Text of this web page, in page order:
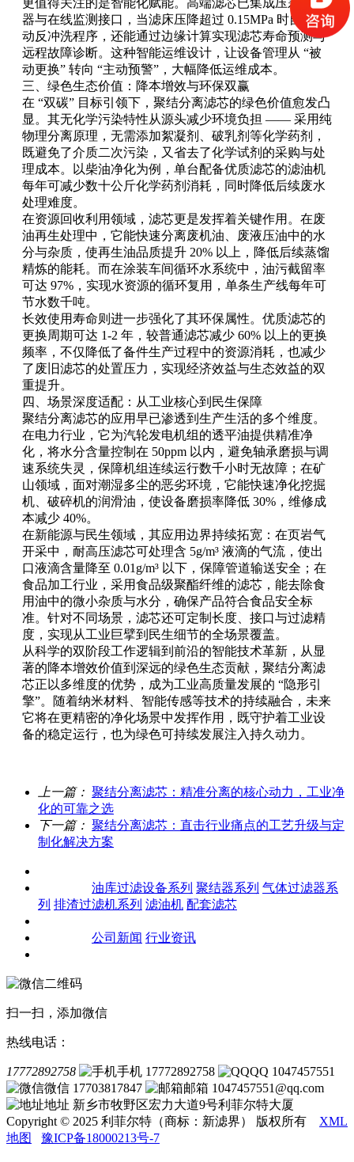
器与在线监测接口，当滤床压降超过 0.15MPa 时自动启
动反冲洗程序，还能通过边缘计算实现滤芯寿命预测与
远程故障诊断。这种智能运维设计，让设备管理从 “被
动更换” 转向 “主动预警”，大幅降低运维成本。
三、绿色生态价值：降本增效与环保双赢
在 “双碳” 目标引领下，聚结分离滤芯的绿色价值愈发凸
显。其无化学污染特性从源头减少环境负担 —— 采用纯
物理分离原理，无需添加絮凝剂、破乳剂等化学药剂，
既避免了介质二次污染，又省去了化学试剂的采购与处
理成本。以柴油净化为例，单台配备优质滤芯的滤油机
每年可减少数十公斤化学药剂消耗，同时降低后续废水
处理难度。
在资源回收利用领域，滤芯更是发挥着关键作用。在废
油再生处理中，它能快速分离废机油、废液压油中的水
分与杂质，使再生油品质提升 20% 以上，降低后续蒸馏
精炼的能耗。而在涂装车间循环水系统中，油污截留率
可达 97%，实现水资源的循环复用，单条生产线每年可
节水数千吨。
长效使用寿命则进一步强化了其环保属性。优质滤芯的
更换周期可达 1-2 年，较普通滤芯减少 60% 以上的更换
频率，不仅降低了备件生产过程中的资源消耗，也减少
了废旧滤芯的处置压力，实现经济效益与生态效益的双
重提升。
四、场景深度适配：从工业核心到民生保障
聚结分离滤芯的应用早已渗透到生产生活的多个维度。
在电力行业，它为汽轮发电机组的透平油提供精准净
化，将水分含量控制在 50ppm 以内，避免轴承磨损与调
速系统失灵，保障机组连续运行数千小时无故障；在矿
山领域，面对潮湿多尘的恶劣环境，它能快速净化挖掘
机、破碎机的润滑油，使设备磨损率降低 30%，维修成
本减少 40%。
在新能源与民生领域，其应用边界持续拓宽：在页岩气
开采中，耐高压滤芯可处理含 5g/m³ 液滴的气流，使出
口液滴含量降至 0.01g/m³ 以下，保障管道输送安全；在
食品加工行业，采用食品级聚酯纤维的滤芯，能去除食
用油中的微小杂质与水分，确保产品符合食品安全标
准。针对不同场景，滤芯还可定制长度、接口与过滤精
度，实现从工业巨擘到民生细节的全场景覆盖。
从科学的双阶段工作逻辑到前沿的智能技术革新，从显
著的降本增效价值到深远的绿色生态贡献，聚结分离滤
芯正以多维度的优势，成为工业高质量发展的 “隐形引
擎”。随着纳米材料、智能传感等技术的持续融合，未来
它将在更精密的净化场景中发挥作用，既守护着工业设
备的稳定运行，也为绿色可持续发展注入持久动力。
上一篇： 聚结分离滤芯：精准分离的核心动力，工业净
化的可靠之选
下一篇： 聚结分离滤芯：直击行业痛点的工艺升级与定
制化解决方案
油库过滤设备系列 聚结器系列 气体过滤器系
列 排渣过滤机系列 滤油机 配套滤芯
公司新闻 行业资讯
扫一扫，添加微信
热线电话：
17772892758 手机 17772892758
QQ 1047457551
微信 17703817847
邮箱 1047457551@qq.com
地址 新乡市牧野区宏力大道9号利菲尔特大厦
Copyright © 2025 利菲尔特（商标：新滤界） 版权所有 XML
地图
豫ICP备18000213号-7